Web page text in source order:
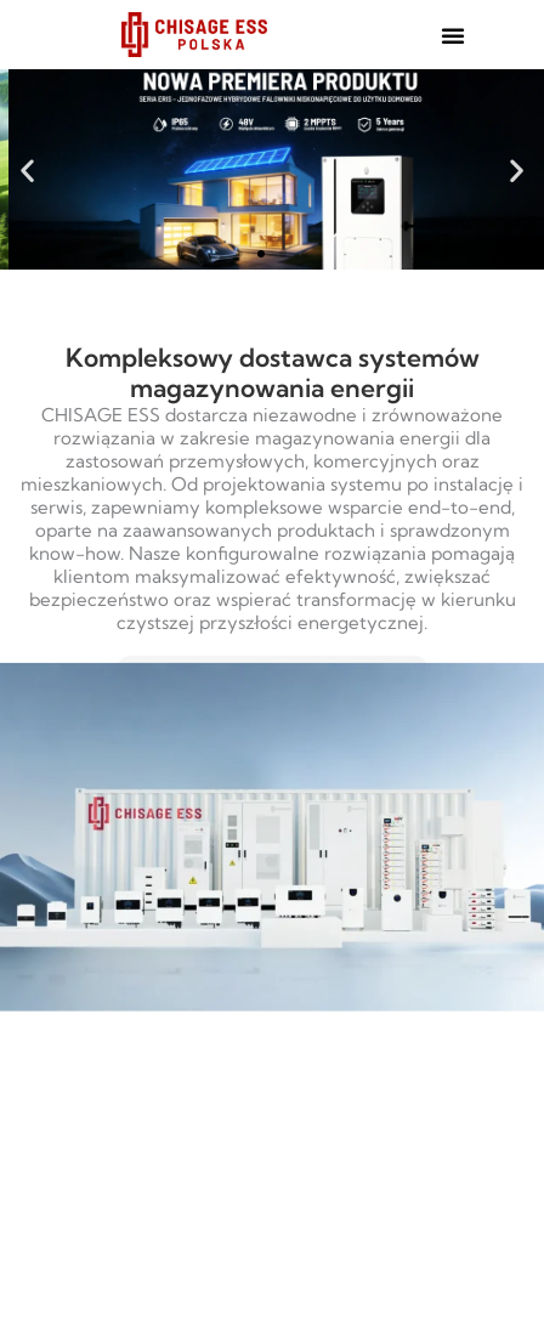
容
Kompleksowy dostawca systemów
magazynowania energii
CHISAGE ESS dostarcza niezawodne i zrównoważone
rozwiązania w zakresie magazynowania energii dla
zastosowań przemysłowych, komercyjnych oraz
mieszkaniowych. Od projektowania systemu po instalację i
serwis, zapewniamy kompleksowe wsparcie end-to-end,
oparte na zaawansowanych produktach i sprawdzonym
know-how. Nasze konfigurowalne rozwiązania pomagają
klientom maksymalizować efektywność, zwiększać
bezpieczeństwo oraz wspierać transformację w kierunku
czystszej przyszłości energetycznej.